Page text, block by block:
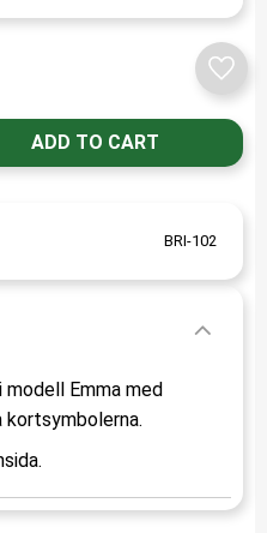
Add
BRI-102
Emma med
kortsymbolerna.